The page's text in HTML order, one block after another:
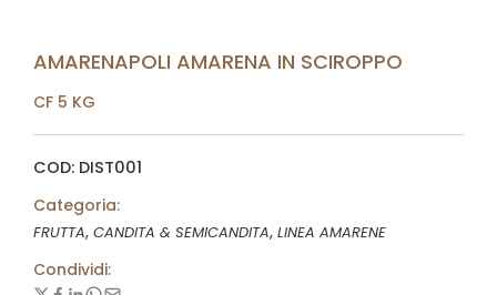
AMARENAPOLI AMARENA IN SCIROPPO
CF 5 KG
COD: DIST001
Categoria:
FRUTTA, CANDITA & SEMICANDITA, LINEA AMARENE
Condividi: